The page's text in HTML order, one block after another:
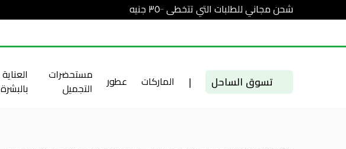
شحن مجاني للطلبات التي تتخطى ٣٥٠٠ جنيه
تسوق الساحل | الماركات عطور
مستحضرات
التجميل
العناية
بالبشرة